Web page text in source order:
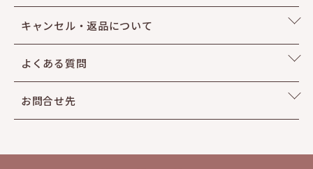
キャンセル・返品について
よくある質問
お問合せ先